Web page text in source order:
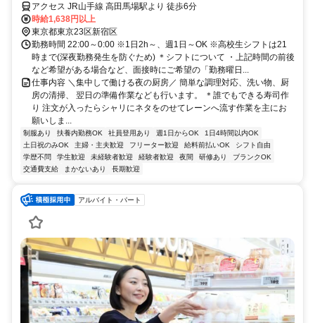
アクセス JR山手線 高田馬場駅より 徒歩6分
時給1,638円以上
東京都東京23区新宿区
勤務時間 22:00～0:00 ※1日2h～、週1日～OK ※高校生シフトは21
時まで(深夜勤務発生を防ぐため) ＊シフトについて ・上記時間の前後
など希望がある場合など、面接時にご希望の「勤務曜日...
仕事内容 ＼集中して働ける夜の厨房／ 簡単な調理対応、洗い物、厨
房の清掃、 翌日の準備作業なども行います。 ＊誰でもできる寿司作
り 注文が入ったらシャリにネタをのせてレーンへ流す作業を主にお
願いしま...
制服あり 扶養内勤務OK 社員登用あり 週1日からOK
1日4時間以内OK
土日祝のみOK
主婦・主夫歓迎 フリーター歓迎 給料前払いOK
シフト自由
学歴不問
学生歓迎 未経験者歓迎 経験者歓迎 夜間 研修あり
ブランクOK
交通費支給
まかないあり 長期歓迎
アルバイト・パート